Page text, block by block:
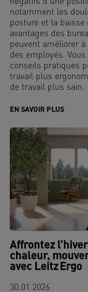
notamment les
posture et la baisse
avantages des
peuvent améliorer
des employés.
conseils pratiques
travail plus
de travail plus sain.
EN SAVOIR PLUS
Affrontez
chaleur,
avec Leitz Ergo
30.01.2026